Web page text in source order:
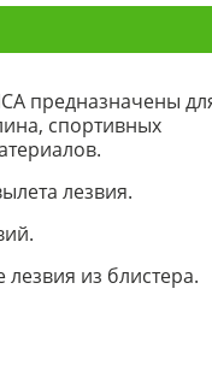
предназначены
спортивных
лезвия.
из блистера.